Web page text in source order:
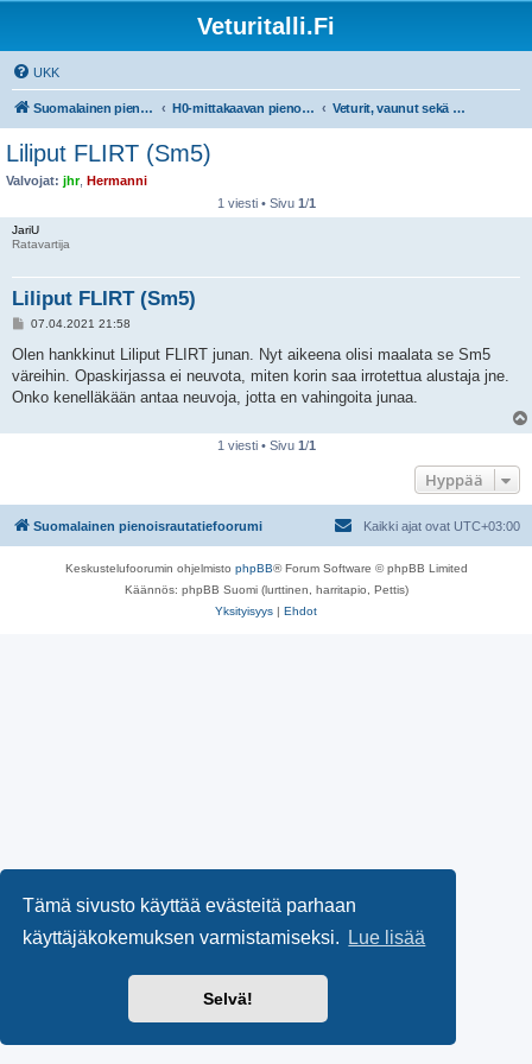
Tämä sivusto käyttää evästeitä parhaan
käyttäjäkokemuksen varmistamiseksi.
Lue lisää
Selvä!
Veturitalli.Fi
UKK
Suomalainen pienoisrautatiefoorumi H0-mittakaavan pienoisrautatiet Veturit, vaunut sekä muu liikkuva kalusto
Liliput FLIRT (Sm5)
Valvojat: jhr, Hermanni
1 viesti • Sivu 1/1
JariU
Ratavartija
Liliput FLIRT (Sm5)
V
e
t
i
07.04.2021 21:58
Olen hankkinut Liliput FLIRT junan. Nyt aikeena olisi maalata se Sm5
väreihin. Opaskirjassa ei neuvota, miten korin saa irrotettua alustaja jne.
Onko kenelläkään antaa neuvoja, jotta en vahingoita junaa.
1 viesti • Sivu 1/1
Hyppää
Suomalainen pienoisrautatiefoorumi Kaikki ajat ovat UTC+03:00
Keskustelufoorumin ohjelmisto phpBB® Forum Software © phpBB Limited
Käännös: phpBB Suomi (lurttinen, harritapio, Pettis)
Yksityisyys | Ehdot